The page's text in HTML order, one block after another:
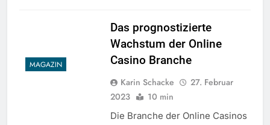
MAGAZIN
Das prognostizierte
Wachstum der Online
Casino Branche
Karin Schacke
27. Februar
2023
10 min
Die Branche der Online Casinos